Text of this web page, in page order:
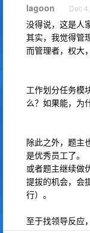
lagoon Dec
没得说，这是人
其实，我觉得管
而管理者，权大
工作划分任务模
么？如果能，为
除此之外，题主
是优秀员工了。
或者题主继续做
提拔的机会，会
行）。
至于找领导反应